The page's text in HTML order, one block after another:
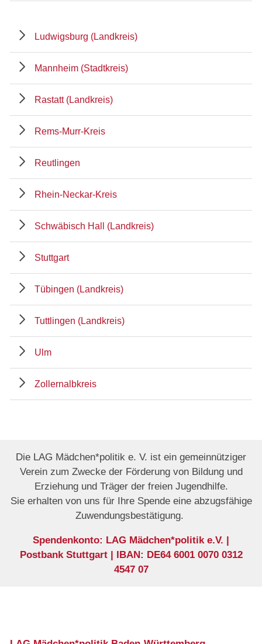
Ludwigsburg (Landkreis)
Mannheim (Stadtkreis)
Rastatt (Landkreis)
Rems-Murr-Kreis
Reutlingen
Rhein-Neckar-Kreis
Schwäbisch Hall (Landkreis)
Stuttgart
Tübingen (Landkreis)
Tuttlingen (Landkreis)
Ulm
Zollernalbkreis
Die LAG Mädchen*politik e. V. ist ein gemeinnütziger
Verein zum Zwecke der Förderung von Bildung und
Erziehung und Träger der freien Jugendhilfe.
Sie erhalten von uns für Ihre Spende eine abzugsfähige
Zuwendungsbestätigung.
Spendenkonto: LAG Mädchen*politik e.V. |
Postbank Stuttgart | IBAN: DE64 6001 0070 0312
4547 07